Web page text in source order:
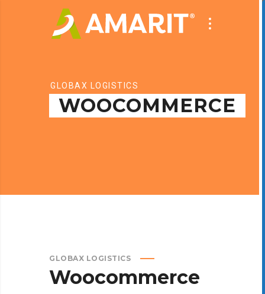
GLOBAX LOGISTICS
WOOCOMMERCE
GLOBAX LOGISTICS
Woocommerce